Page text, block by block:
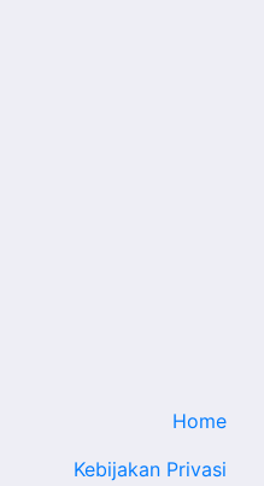
Home
Kebijakan Privasi